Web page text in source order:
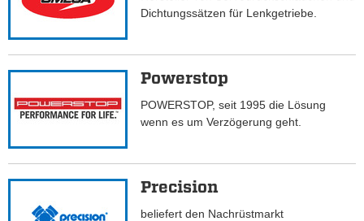
Dichtungssätzen für Lenkgetriebe.
Powerstop
POWERSTOP, seit 1995 die Lösung
wenn es um Verzögerung geht.
Precision
beliefert den Nachrüstmarkt